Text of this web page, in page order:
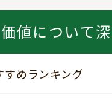
値について
めランキング